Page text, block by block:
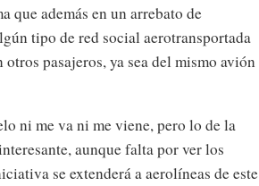
que además en un arrebato de
tipo de red social aerotransportada
pasajeros, ya sea del mismo avión
ni me va ni me viene, pero lo de la
aunque falta por ver los
se extenderá a aerolíneas de este